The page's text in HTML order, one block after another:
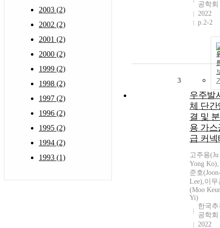
2003 (2)
2002 (2)
2001 (2)
2000 (2)
1999 (2)
1998 (2)
1997 (2)
1996 (2)
1995 (2)
1994 (2)
1993 (1)
공학회
2022
p.2-2
3
우주발
체 단간
결 및
용 가스
급 커넥
고주용(Ju
Yong
준호
Lee),이무
(Moo
Yi)
한국추
공학회
2022